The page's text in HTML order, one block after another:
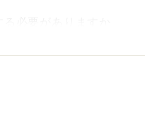
必要がありますか
。